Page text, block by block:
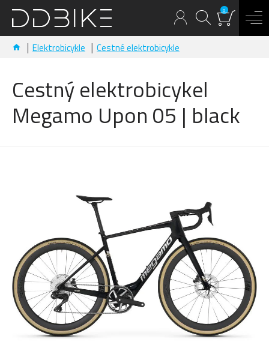
0
Elektrobicykle Cestné elektrobicykle
Cestný elektrobicykel
Megamo Upon 05 | black